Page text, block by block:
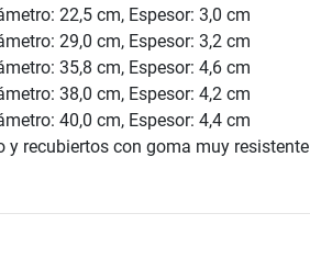
22,5 cm, Espesor: 3,0 cm
29,0 cm, Espesor: 3,2 cm
35,8 cm, Espesor: 4,6 cm
38,0 cm, Espesor: 4,2 cm
40,0 cm, Espesor: 4,4 cm
y recubiertos con goma muy resistente